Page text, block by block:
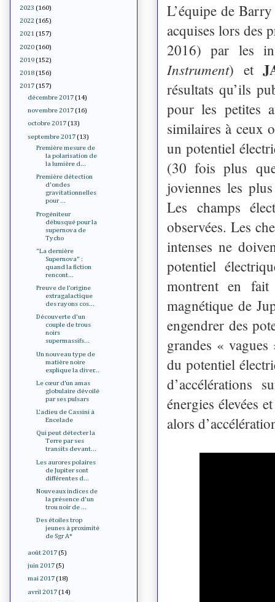
L’équipe de
acquises lors des
2016) par les
Instrument) et
résultats qu’ils
pour les petites
similaires à ceux
un potentiel
(30 fois plus
joviennes les
Les champs
observées. Les
intenses ne
potentiel
montrent en fait
magnétique de
engendrer des
grandes «
du potentiel
d’accélérations
énergies élevées
alors
2023 (160)
2022 (165)
2021 (157)
2020 (160)
2019 (152)
2018 (156)
2017 (157)
décembre 2017 (14)
novembre 2017 (16)
octobre 2017 (13)
septembre 2017 (13)
Première mesure de
la polarisation de
la lumière d...
Première détection
d'ondes
gravitationnelles
pour ...
Progéniteur
débusqué pour la
supernova de
Tycho
"La dernière
Supernova" :
quand la fiction
rencont...
Preuve de l’origine
extragalactique
des rayons cos...
Découverte d'un
couple de trous
noirs
supermassifs...
Un nouveau type de
matière noire
explique la diver...
Le cœur d’un amas
globulaire dévoilé
par ses pulsars
L'adieu de Cassini à
Encelade
Qui peut détecter la
Terre par ses
transits devant...
Les aurores polaires
de Jupiter sont
différentes d...
Nouveaux indices de
la présence d'un
trou noir de ...
Des étoiles trop
jeunes à proximité
de Sgr A*
août 2017 (5)
juin 2017 (5)
mai 2017 (18)
avril 2017 (14)